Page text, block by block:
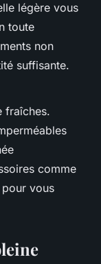
légère vous
toute
non
suffisante.
fraîches.
comme
vous